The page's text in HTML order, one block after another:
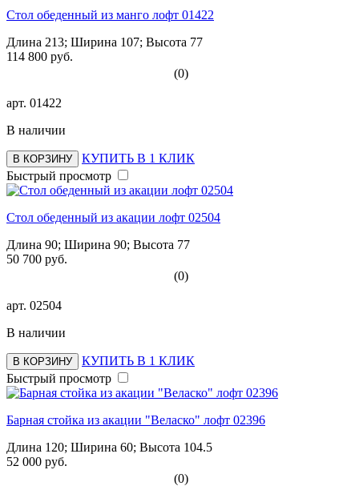
Стол обеденный из манго лофт 01422
Длина 213; Ширина 107; Высота 77
114 800 руб.
(0)
арт. 01422
В наличии
В КОРЗИНУ
КУПИТЬ В 1 КЛИК
Быстрый просмотр
Стол обеденный из акации лофт 02504
Длина 90; Ширина 90; Высота 77
50 700 руб.
(0)
арт. 02504
В наличии
В КОРЗИНУ
КУПИТЬ В 1 КЛИК
Быстрый просмотр
Барная стойка из акации "Веласко" лофт 02396
Длина 120; Ширина 60; Высота 104.5
52 000 руб.
(0)